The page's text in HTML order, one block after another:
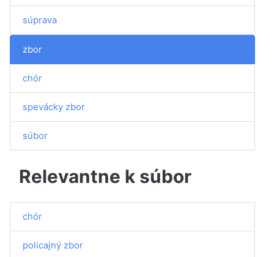
súprava
zbor
chór
spevácky zbor
súbor
Relevantne k súbor
chór
policajný zbor